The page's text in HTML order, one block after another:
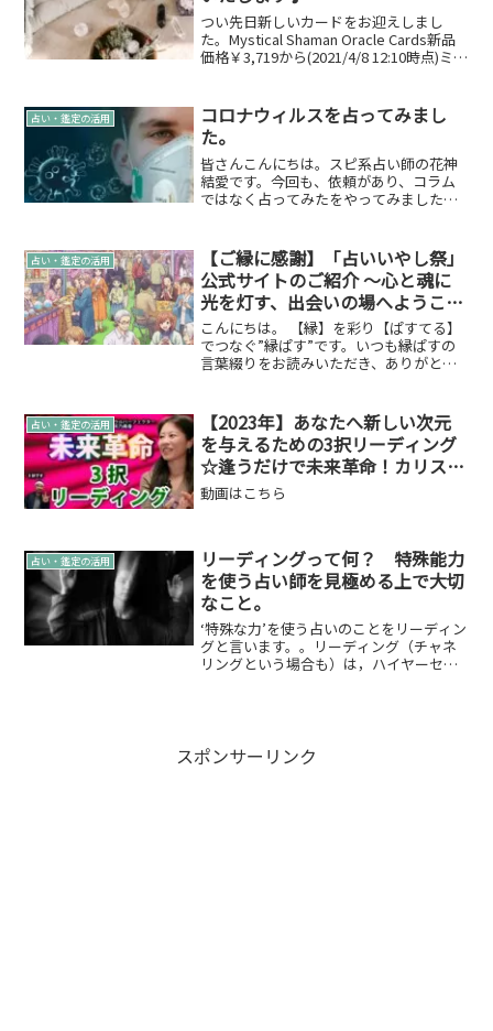
つい先日新しいカードをお迎えしまし
た。Mystical Shaman Oracle Cards新品
価格￥3,719から(2021/4/8 12:10時点)ミス
カー...
占い・鑑定の活用
コロナウィルスを占ってみまし
た。
皆さんこんにちは。スピ系占い師の花神
結愛です。今回も、依頼があり、コラム
ではなく占ってみたをやってみました。
という考えなくせに依頼だけはするの
ね…。でも、ちょっとしっ...
占い・鑑定の活用
【ご縁に感謝】「占いいやし祭」
公式サイトのご紹介 ～心と魂に
光を灯す、出会いの場へようこそ
～
こんにちは。 【縁】を彩り【ぱすてる】
でつなぐ”縁ぱす”です。いつも縁ぱすの
言葉綴りをお読みいただき、ありがとう
の場を創造している公式サイトをご紹介
させていただきます...
占い・鑑定の活用
【2023年】あなたへ新しい次元
を与えるための3択リーディング
☆逢うだけで未来革命！カリスマ
ソウルパーフェクター天乃美香
動画はこちら
占い・鑑定の活用
リーディングって何？ 特殊能力
を使う占い師を見極める上で大切
なこと。
‘特殊な力’を使う占いのことをリーディン
グと言います。。リーディング（チャネ
リングという場合も）は，ハイヤーセル
スポンサーリンク